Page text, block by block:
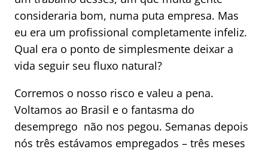
consideraria bom, numa puta empresa. Mas
eu era um profissional completamente infeliz.
Qual era o ponto de simplesmente deixar a
vida seguir seu fluxo natural?
Corremos o nosso risco e valeu a pena.
Voltamos ao Brasil e o fantasma do
desemprego não nos pegou. Semanas depois
nós três estávamos empregados – três meses